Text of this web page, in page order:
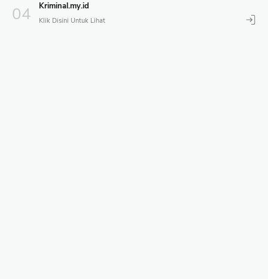
Kriminal.my.id